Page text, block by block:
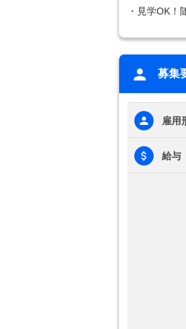
・見学OK！
募集
雇用
給与